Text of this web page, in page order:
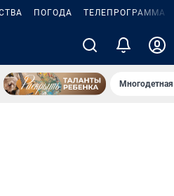
ПОГОДА ТЕЛЕПРОГРАММА